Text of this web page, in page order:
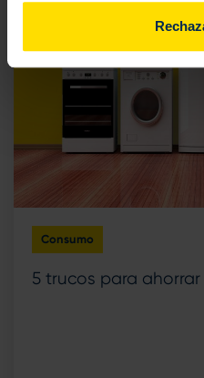
Consumo
5 trucos para